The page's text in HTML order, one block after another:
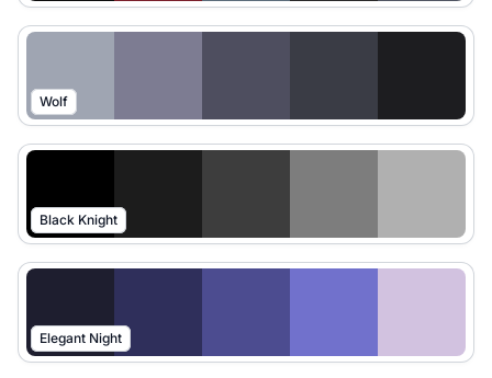
Wolf
Black Knight
Elegant Night